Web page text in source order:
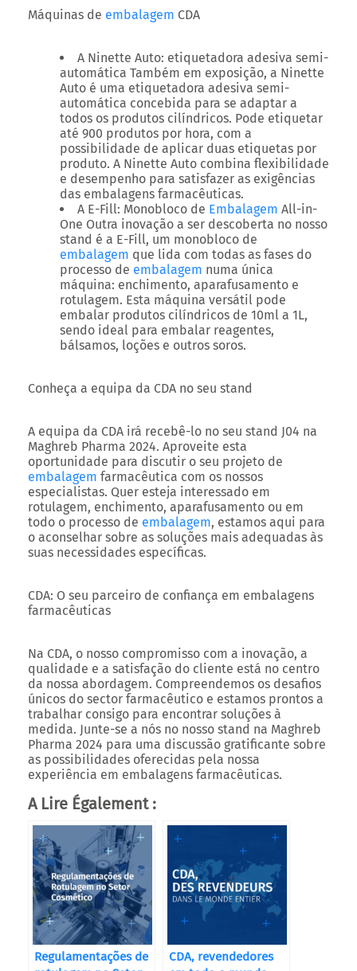
Máquinas de embalagem CDA
A Ninette Auto: etiquetadora adesiva semi-
automática Também em exposição, a Ninette
Auto é uma etiquetadora adesiva semi-
automática concebida para se adaptar a
todos os produtos cilíndricos. Pode etiquetar
até 900 produtos por hora, com a
possibilidade de aplicar duas etiquetas por
produto. A Ninette Auto combina flexibilidade
e desempenho para satisfazer as exigências
das embalagens farmacêuticas.
A E-Fill: Monobloco de Embalagem All-in-
One Outra inovação a ser descoberta no nosso
stand é a E-Fill, um monobloco de
embalagem que lida com todas as fases do
processo de embalagem numa única
máquina: enchimento, aparafusamento e
rotulagem. Esta máquina versátil pode
embalar produtos cilíndricos de 10ml a 1L,
sendo ideal para embalar reagentes,
bálsamos, loções e outros soros.
Conheça a equipa da CDA no seu stand
A equipa da CDA irá recebê-lo no seu stand J04 na
Maghreb Pharma 2024. Aproveite esta
oportunidade para discutir o seu projeto de
embalagem farmacêutica com os nossos
especialistas. Quer esteja interessado em
rotulagem, enchimento, aparafusamento ou em
todo o processo de embalagem, estamos aqui para
o aconselhar sobre as soluções mais adequadas às
suas necessidades específicas.
CDA: O seu parceiro de confiança em embalagens
farmacêuticas
Na CDA, o nosso compromisso com a inovação, a
qualidade e a satisfação do cliente está no centro
da nossa abordagem. Compreendemos os desafios
únicos do sector farmacêutico e estamos prontos a
trabalhar consigo para encontrar soluções à
medida. Junte-se a nós no nosso stand na Maghreb
Pharma 2024 para uma discussão gratificante sobre
as possibilidades oferecidas pela nossa
experiência em embalagens farmacêuticas.
A Lire Également :
Regulamentações de
CDA, revendedores